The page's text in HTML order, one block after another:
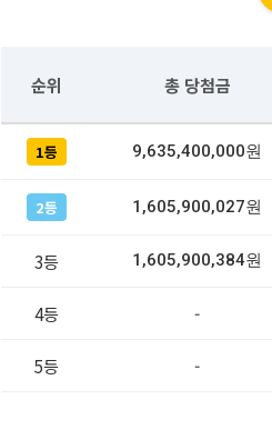
순위 총 당첨금
1등 9,635,400,000원
2등 1,605,900,027원
3등 1,605,900,384원
4등 -
5등 -